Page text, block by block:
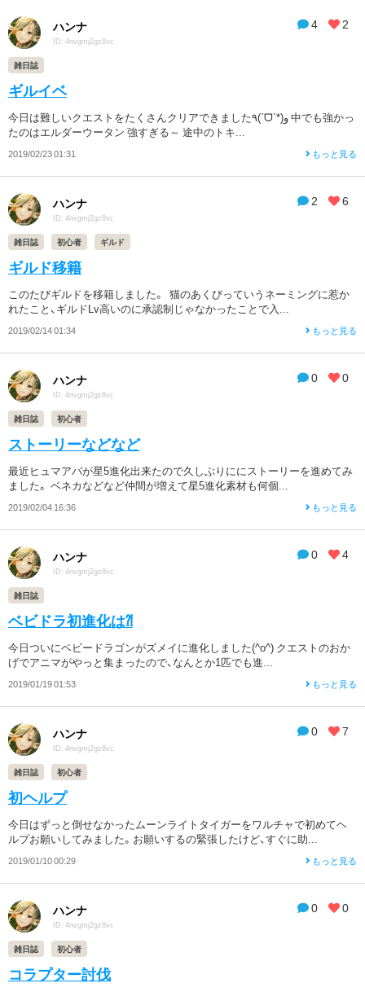
4 2
ハンナ
ID: 4nvgmj2gz8vc
雑日誌
ギルイベ
今日は難しいクエストをたくさんクリアできました٩(ˊᗜˋ*)و 中でも強かっ
たのはエルダーウータン 強すぎる～ 途中のトキ...
2019/02/23 01:31 もっと見る
2 6
ハンナ
ID: 4nvgmj2gz8vc
雑日誌 初心者 ギルド
ギルド移籍
このたびギルドを移籍しました。 猫のあくびっていうネーミングに惹か
れたこと、ギルドLv高いのに承認制じゃなかったことで入...
2019/02/14 01:34 もっと見る
0 0
ハンナ
ID: 4nvgmj2gz8vc
雑日誌 初心者
ストーリーなどなど
最近ヒュマアバが星5進化出来たので久しぶりににストーリーを進めてみ
ました。 ベネカなどなど仲間が増えて星5進化素材も何個...
2019/02/04 16:36 もっと見る
0 4
ハンナ
ID: 4nvgmj2gz8vc
雑日誌
ベビドラ初進化は⁈
今日ついにベビードラゴンがズメイに進化しました(^o^) クエストのおか
げでアニマがやっと集まったので、なんとか1匹でも進...
2019/01/19 01:53 もっと見る
0 7
ハンナ
ID: 4nvgmj2gz8vc
雑日誌 初心者
初ヘルプ
今日はずっと倒せなかったムーンライトタイガーをワルチャで初めてヘ
ルプお願いしてみました。お願いするの緊張したけど、すぐに助...
2019/01/10 00:29 もっと見る
0 0
ハンナ
ID: 4nvgmj2gz8vc
雑日誌 初心者
コラプター討伐